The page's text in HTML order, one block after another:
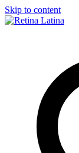
Skip to content